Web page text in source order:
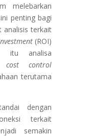
melebarkan
penting bagi
analisis terkait
(ROI)
itu analisa
cost control
terutama
dengan
terkait
semakin